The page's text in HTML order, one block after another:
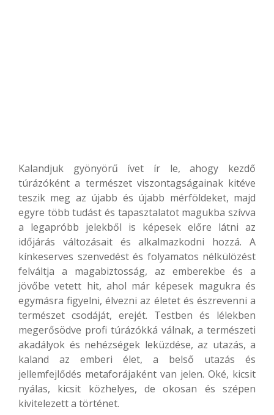
Kalandjuk gyönyörű ívet ír le, ahogy kezdő
túrázóként a természet viszontagságainak kitéve
teszik meg az újabb és újabb mérföldeket, majd
egyre több tudást és tapasztalatot magukba szívva
a legapróbb jelekből is képesek előre látni az
időjárás változásait és alkalmazkodni hozzá. A
kínkeserves szenvedést és folyamatos nélkülözést
felváltja a magabiztosság, az emberekbe és a
jövőbe vetett hit, ahol már képesek magukra és
egymásra figyelni, élvezni az életet és észrevenni a
természet csodáját, erejét. Testben és lélekben
megerősödve profi túrázókká válnak, a természeti
akadályok és nehézségek leküzdése, az utazás, a
kaland az emberi élet, a belső utazás és
jellemfejlődés metaforájaként van jelen. Oké, kicsit
nyálas, kicsit közhelyes, de okosan és szépen
kivitelezett a történet.